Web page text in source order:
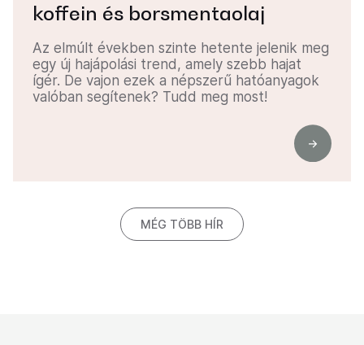
koffein és borsmentaolaj
Az elmúlt években szinte hetente jelenik meg
egy új hajápolási trend, amely szebb hajat
ígér. De vajon ezek a népszerű hatóanyagok
valóban segítenek? Tudd meg most!
MÉG TÖBB HÍR